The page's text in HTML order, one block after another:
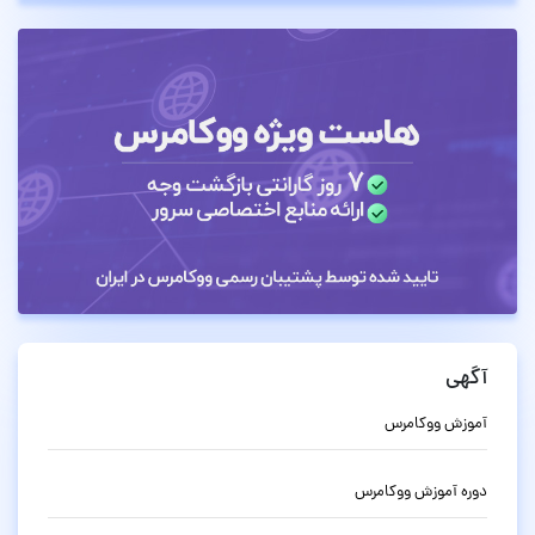
آگهی
آموزش ووکامرس
دوره آموزش ووکامرس